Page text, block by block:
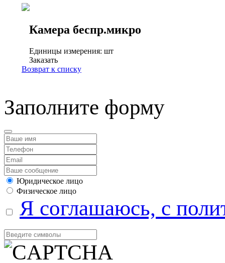
Камера беспр.микро
Единицы измерения: шт
Заказать
Возврат к списку
Заполните форму
Юридическое лицо
Физическое лицо
Я соглашаюсь, с